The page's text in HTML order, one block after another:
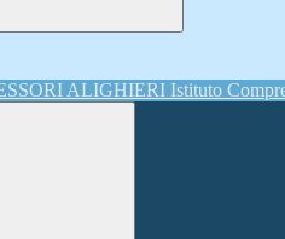
Istituto